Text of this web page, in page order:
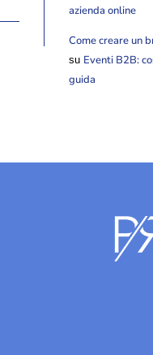
azienda online
Come creare un
su Eventi B2B:
guida